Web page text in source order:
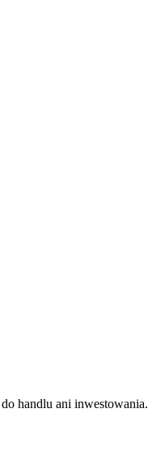
handlu ani inwestowania.